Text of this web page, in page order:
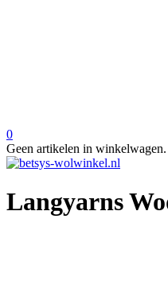
0
Geen artikelen in winkelwagen.
Langyarns